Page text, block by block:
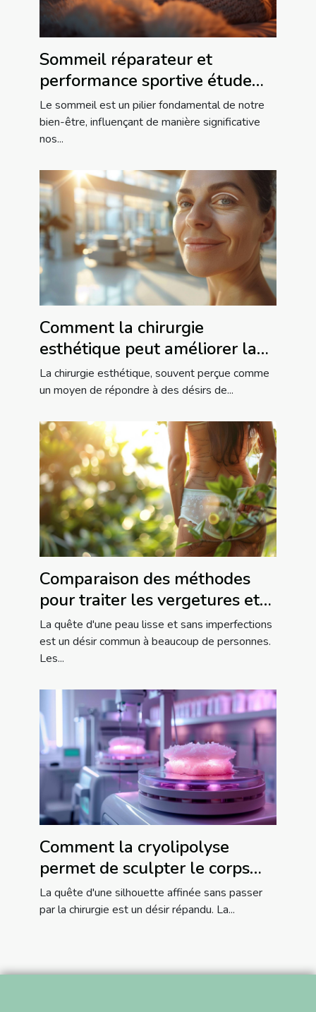
Sommeil réparateur et
performance sportive étude
des liens et conseils pour
améliorer la qualité du
sommeil
Le sommeil est un pilier fondamental de notre
bien-être, influençant de manière significative
nos...
Comment la chirurgie
esthétique peut améliorer la
qualité de vie
La chirurgie esthétique, souvent perçue comme
un moyen de répondre à des désirs de...
Comparaison des méthodes
pour traiter les vergetures et
la cellulite
La quête d'une peau lisse et sans imperfections
est un désir commun à beaucoup de personnes.
Les...
Comment la cryolipolyse
permet de sculpter le corps
sans chirurgie
La quête d'une silhouette affinée sans passer
par la chirurgie est un désir répandu. La...